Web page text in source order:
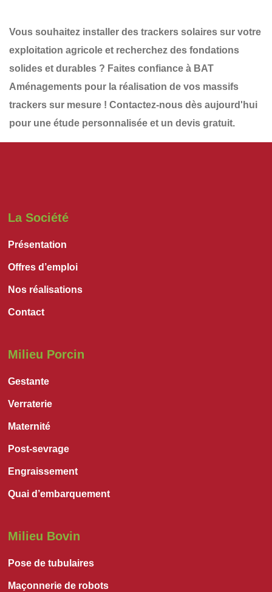
Vous souhaitez installer des trackers solaires sur votre
exploitation agricole et recherchez des fondations
solides et durables ? Faites confiance à BAT
Aménagements pour la réalisation de vos massifs
trackers sur mesure ! Contactez-nous dès aujourd'hui
pour une étude personnalisée et un devis gratuit.
La Société
Présentation
Offres d’emploi
Nos réalisations
Contact
Milieu Porcin
Gestante
Verraterie
Maternité
Post-sevrage
Engraissement
Quai d’embarquement
Milieu Bovin
Pose de tubulaires
Maçonnerie de robots